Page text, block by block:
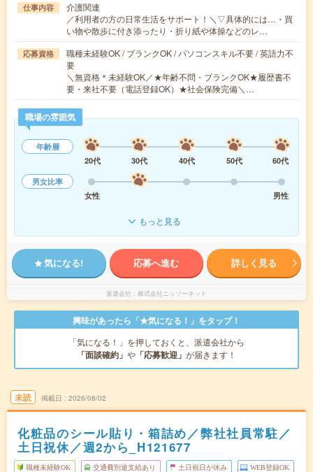
仕事内容
介護関連
／利用者の方の日常生活をサポート！＼▽具体的には…・買
い物や散歩に付き添ったり・折り紙や体操などのレ…
応募資格
職種未経験OK / ブランクOK / パソコンスキル不要 / 英語力不
要
＼無資格＊未経験OK／★年齢不問・ブランクOK★履歴書不
要・来社不要（電話登録OK）★社会保険完備＼…
職場の雰囲気
年齢層
20代
30代 40代 50代
60代
男女比率
女性
男性
もっと見る
気になる! 応募へ進む 詳しく見る
派遣会社 株式会社ニッソーネット
興味があったら「★気になる！」をタップ！
「気になる！」を押しておくと、派遣会社から
「面談確約」 や 「応募歓迎」 が届きます！
未読 掲載日 2026/08/02
化粧品のシール貼り・箱詰め／弊社社員常駐／
土日祝休／週2から_H121677
職種未経験OK 交通費別途支給あり 土日祝日が休み WEB登録OK